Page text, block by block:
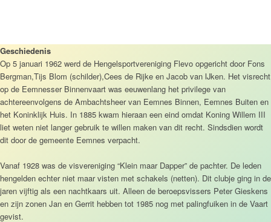
Geschiedenis
Op 5 januari 1962 werd de Hengelsportvereniging Flevo opgericht door Fons
Bergman,Tijs Blom (schilder),Cees de Rijke en Jacob van IJken. Het visrecht
op de Eemnesser Binnenvaart was eeuwenlang het privilege van
achtereenvolgens de Ambachtsheer van Eemnes Binnen, Eemnes Buiten en
het Koninklijk Huis. In 1885 kwam hieraan een eind omdat Koning Willem III
liet weten niet langer gebruik te willen maken van dit recht. Sindsdien wordt
dit door de gemeente Eemnes verpacht.
Vanaf 1928 was de visvereniging “Klein maar Dapper” de pachter. De leden
hengelden echter niet maar visten met schakels (netten). Dit clubje ging in de
jaren vijftig als een nachtkaars uit. Alleen de beroepsvissers Peter Gieskens
en zijn zonen Jan en Gerrit hebben tot 1985 nog met palingfuiken in de Vaart
gevist.